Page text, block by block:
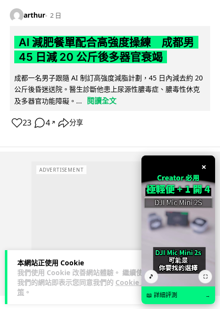
本網站正使用 Cookie
我們使用 Cookie 改善網站體驗。 繼續使用
我們的網站即表示您同意我們的 Cookie 政
策 。
arthur 2 日
AI 減肥餐單配合高強度操練 成都男
45 日減 20 公斤後多器官衰竭
成都一名男子跟隨 AI 制訂高強度減脂計劃，45 日內減去約 20
公斤後昏迷送院。醫生診斷他患上尿源性膿毒症、膿毒性休克
及多器官功能障礙。...
閱讀全文
23 4 ↗ 分享
ADVERTISEMENT ×
🎵 ⛶
📖 詳細評測 →